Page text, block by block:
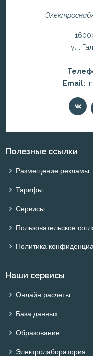
ул.
Email:
Полезные ссылки
Размещение рекламы
Тарифы
Сервисы
Пользовательское
Политика
Наши сервисы
Онлайн расчеты
База данных
Образование
Электролаборатория